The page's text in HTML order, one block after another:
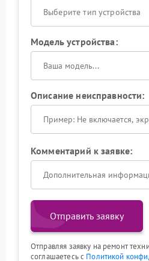
Выберите тип устройства
Модель устройства:
Описание неисправности:
Комментарий к заявке:
Отправить заявку
Отправляя заявку на ремонт
соглашаетесь с Политикой